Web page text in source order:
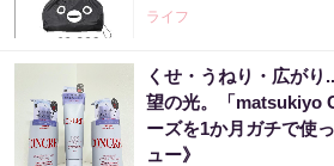
ライフ
くせ・うねり・広が
望の光。「matsukiyo
ーズを1か月ガチで使
ュー》